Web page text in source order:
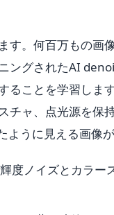
す。何百万もの画
ングされたAI
ることを学習しま
ャ、点光源を保
うに見える画像が
度ノイズとカラー